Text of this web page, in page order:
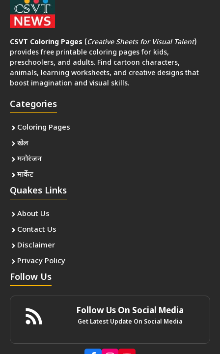
CSVT Coloring Pages (Creative Sheets for Visual Talent)
provides free printable coloring pages for kids,
preschoolers, and adults. Find cartoon characters,
animals, learning worksheets, and creative designs that
boost imagination and visual skills.
Categories
Coloring Pages
खेल
मनोरंजन
मार्केट
Quakes Links
About Us
Contact Us
Disclaimer
Privacy Policy
Follow Us
Follow Us On Social Media
Get Latest Update On Social Media